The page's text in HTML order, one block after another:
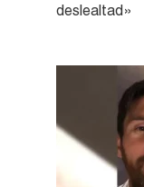
deslealtad»